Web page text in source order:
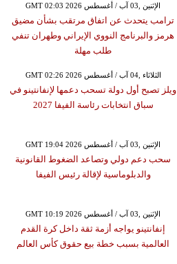
GMT 02:03 2026 الإثنين ,03 آب / أغسطس
ترامب يتحدث عن اتفاق مرتقب بشأن مضيق
هرمز والبرنامج النووي الإيراني وطهران تنفي
طلب مهلة
GMT 02:26 2026 الثلاثاء ,04 آب / أغسطس
ويلز تصبح أول دولة تسحب دعمها لإنفانتينو في
سباق انتخابات رئاسة الفيفا 2027
GMT 19:04 2026 الإثنين ,03 آب / أغسطس
سحب دعم دولي وتصاعد الضغوط القانونية
والدبلوماسية لإقالة رئيس الفيفا
GMT 10:19 2026 الإثنين ,03 آب / أغسطس
إنفانتينو يواجه أزمة ثقة داخل كرة القدم
العالمية بسبب خطة بيع حقوق كأس العالم